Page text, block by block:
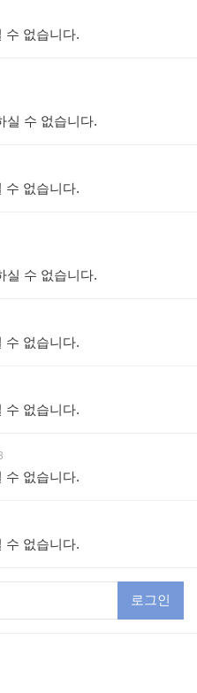
수 없습니다.
실 수 없습니다.
수 없습니다.
실 수 없습니다.
수 없습니다.
수 없습니다.
수 없습니다.
수 없습니다.
로그인